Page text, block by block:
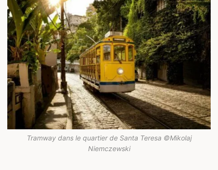
Tramway dans le quartier de Santa Teresa ©Mikolaj
Niemczewski